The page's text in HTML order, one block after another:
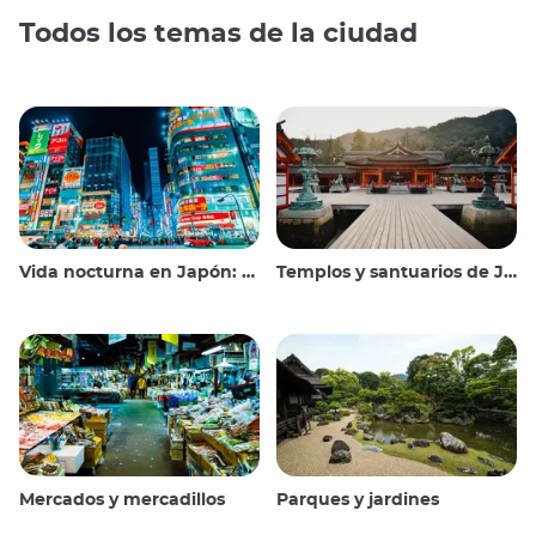
Todos los temas de la ciudad
Vida nocturna en Japón: salir, ver y beber Templos y santuarios de Japón
Mercados y mercadillos Parques y jardines